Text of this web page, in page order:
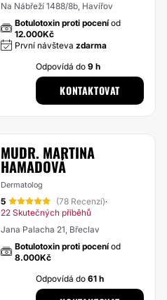
Na Nábřeží 1488/8b, Havířov
Botulotoxin proti poceníod
12.000Kč
První návšteva zdarma
Odpovídá do9 h
KONTAKTOVAT
MUDR. MARTINA
HAMADOVÁ
Dermatolog
5 (78 Recenzí)·
22 Skutečných příběhů
Jana Palacha 21, Břeclav
Botulotoxin proti poceníod
8.000Kč
Odpovídá do61 h